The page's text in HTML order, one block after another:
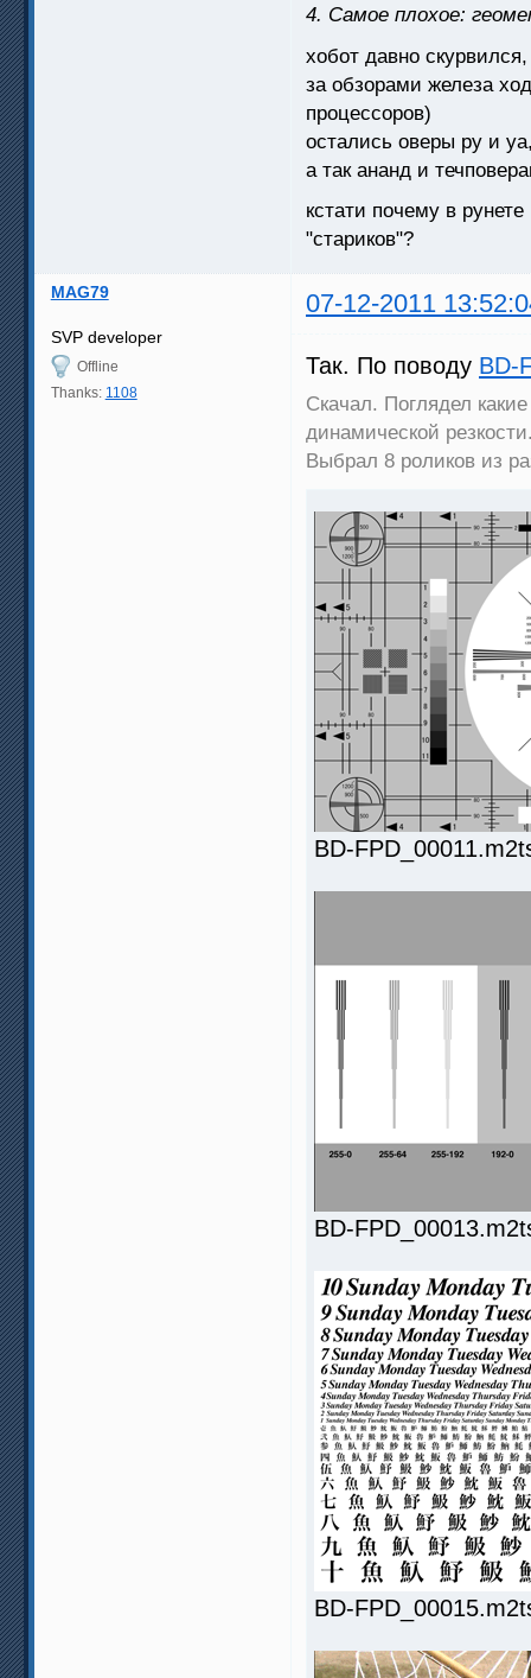
4. Самое плохое:
хобот давно
за обзорами железа
процессоров)
остались оверы ру и
а так ананд и
кстати почему в
"стариков"?
MAG79 07-12-2011
SVP developer
Offline
Thanks: 1108
Так. По поводу BD-
Скачал. Поглядел
динамической
Выбрал 8 роликов из
BD-
BD-
BD-